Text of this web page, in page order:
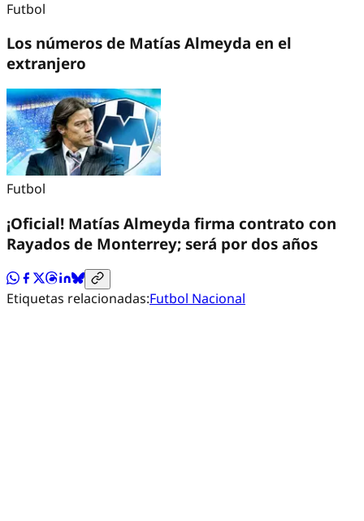
Futbol
Los números de Matías Almeyda en el
extranjero
Futbol
¡Oficial! Matías Almeyda firma contrato con
Rayados de Monterrey; será por dos años
Etiquetas relacionadas:Futbol Nacional